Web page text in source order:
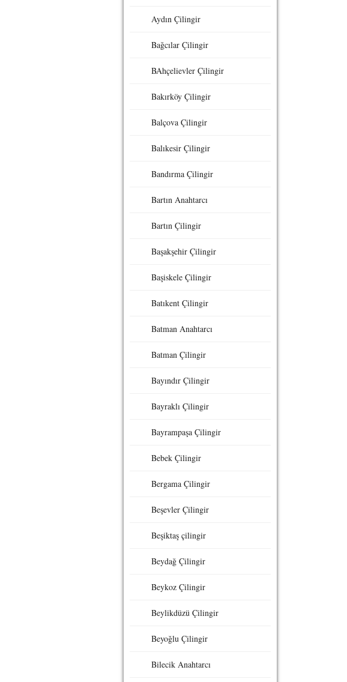
Aydın Çilingir
Bağcılar Çilingir
BAhçelievler Çilingir
Bakırköy Çilingir
Balçova Çilingir
Balıkesir Çilingir
Bandırma Çilingir
Bartın Anahtarcı
Bartın Çilingir
Başakşehir Çilingir
Başiskele Çilingir
Batıkent Çilingir
Batman Anahtarcı
Batman Çilingir
Bayındır Çilingir
Bayraklı Çilingir
Bayrampaşa Çilingir
Bebek Çilingir
Bergama Çilingir
Beşevler Çilingir
Beşiktaş çilingir
Beydağ Çilingir
Beykoz Çilingir
Beylikdüzü Çilingir
Beyoğlu Çilingir
Bilecik Anahtarcı